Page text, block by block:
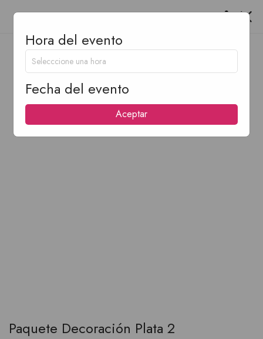
Paquete Decoración Plata 2
Hora del evento
Fecha del evento
Aceptar